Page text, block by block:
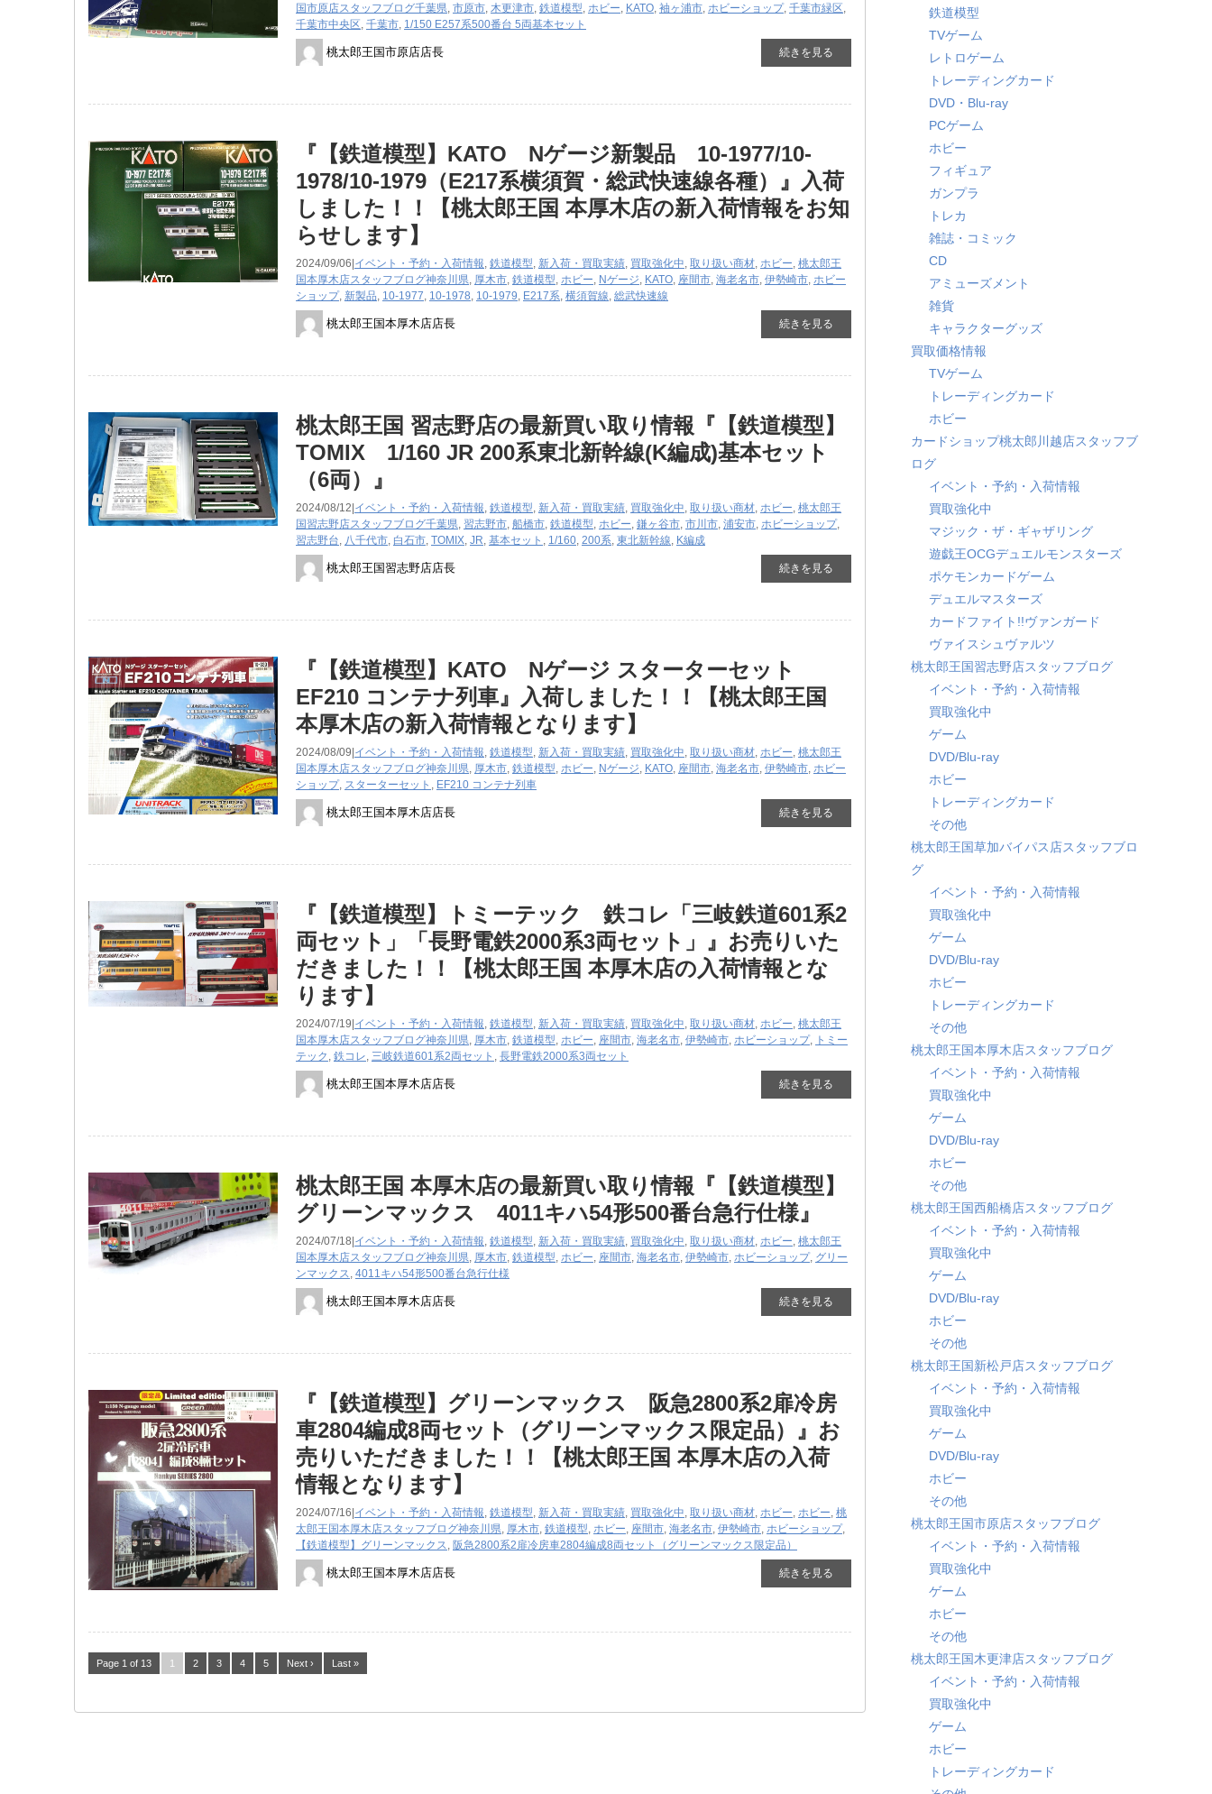
国市原店スタッフブログ千葉県, 市原市, 木更津市, 鉄道模型, ホビー, KATO, 袖ヶ浦市, ホビーショップ, 千葉市緑区,
千葉市中央区, 千葉市, 1/150 E257系500番台 5両基本セット
桃太郎王国市原店店長 続きを見る
『【鉄道模型】KATO Nゲージ新製品 10-1977/10-
1978/10-1979（E217系横須賀・総武快速線各種）』入荷
しました！！【桃太郎王国 本厚木店の新入荷情報をお知
らせします】
2024/09/06|イベント・予約・入荷情報, 鉄道模型, 新入荷・買取実績, 買取強化中, 取り扱い商材, ホビー, 桃太郎王
国本厚木店スタッフブログ神奈川県, 厚木市, 鉄道模型, ホビー, Nゲージ, KATO, 座間市, 海老名市, 伊勢崎市, ホビー
ショップ, 新製品, 10-1977, 10-1978, 10-1979, E217系, 横須賀線, 総武快速線
桃太郎王国本厚木店店長 続きを見る
桃太郎王国 習志野店の最新買い取り情報『【鉄道模型】
TOMIX 1/160 JR 200系東北新幹線(K編成)基本セット
（6両）』
2024/08/12|イベント・予約・入荷情報, 鉄道模型, 新入荷・買取実績, 買取強化中, 取り扱い商材, ホビー, 桃太郎王
国習志野店スタッフブログ千葉県, 習志野市, 船橋市, 鉄道模型, ホビー, 鎌ヶ谷市, 市川市, 浦安市, ホビーショップ,
習志野台, 八千代市, 白石市, TOMIX, JR, 基本セット , 1/160, 200系, 東北新幹線, K編成
桃太郎王国習志野店店長 続きを見る
『【鉄道模型】KATO Nゲージ スターターセット
EF210 コンテナ列車』入荷しました！！【桃太郎王国
本厚木店の新入荷情報となります】
2024/08/09|イベント・予約・入荷情報, 鉄道模型, 新入荷・買取実績, 買取強化中, 取り扱い商材, ホビー, 桃太郎王
国本厚木店スタッフブログ神奈川県, 厚木市, 鉄道模型, ホビー, Nゲージ, KATO, 座間市, 海老名市, 伊勢崎市, ホビー
ショップ, スターターセット , EF210 コンテナ列車
桃太郎王国本厚木店店長 続きを見る
『【鉄道模型】トミーテック 鉄コレ「三岐鉄道601系2
両セット」「長野電鉄2000系3両セット」』お売りいた
だきました！！【桃太郎王国 本厚木店の入荷情報とな
ります】
2024/07/19|イベント・予約・入荷情報, 鉄道模型, 新入荷・買取実績, 買取強化中, 取り扱い商材, ホビー, 桃太郎王
国本厚木店スタッフブログ神奈川県, 厚木市, 鉄道模型, ホビー, 座間市, 海老名市, 伊勢崎市, ホビーショップ, トミー
テック , 鉄コレ, 三岐鉄道601系2両セット , 長野電鉄2000系3両セット
桃太郎王国本厚木店店長 続きを見る
桃太郎王国 本厚木店の最新買い取り情報『【鉄道模型】
グリーンマックス 4011キハ54形500番台急行仕様』
2024/07/18|イベント・予約・入荷情報, 鉄道模型, 新入荷・買取実績, 買取強化中, 取り扱い商材, ホビー, 桃太郎王
国本厚木店スタッフブログ神奈川県, 厚木市, 鉄道模型, ホビー, 座間市, 海老名市, 伊勢崎市, ホビーショップ, グリー
ンマックス, 4011キハ54形500番台急行仕様
桃太郎王国本厚木店店長 続きを見る
『【鉄道模型】グリーンマックス 阪急2800系2扉冷房
車2804編成8両セット（グリーンマックス限定品）』お
売りいただきました！！【桃太郎王国 本厚木店の入荷
情報となります】
2024/07/16|イベント・予約・入荷情報, 鉄道模型, 新入荷・買取実績, 買取強化中, 取り扱い商材, ホビー, ホビー, 桃
太郎王国本厚木店スタッフブログ神奈川県, 厚木市, 鉄道模型, ホビー, 座間市, 海老名市, 伊勢崎市, ホビーショップ,
【鉄道模型】グリーンマックス, 阪急2800系2扉冷房車2804編成8両セット（グリーンマックス限定品）
桃太郎王国本厚木店店長 続きを見る
Page 1 of 13 1 2 3 4 5 Next › Last »
鉄道模型
TVゲーム
レトロゲーム
トレーディングカード
DVD・Blu-ray
PCゲーム
ホビー
フィギュア
ガンプラ
トレカ
雑誌・コミック
CD
アミューズメント
雑貨
キャラクターグッズ
買取価格情報
TVゲーム
トレーディングカード
ホビー
カードショップ桃太郎川越店スタッフブ
ログ
イベント・予約・入荷情報
買取強化中
マジック・ザ・ギャザリング
遊戯王OCGデュエルモンスターズ
ポケモンカードゲーム
デュエルマスターズ
カードファイト!!ヴァンガード
ヴァイスシュヴァルツ
桃太郎王国習志野店スタッフブログ
イベント・予約・入荷情報
買取強化中
ゲーム
DVD/Blu-ray
ホビー
トレーディングカード
その他
桃太郎王国草加バイパス店スタッフブロ
グ
イベント・予約・入荷情報
買取強化中
ゲーム
DVD/Blu-ray
ホビー
トレーディングカード
その他
桃太郎王国本厚木店スタッフブログ
イベント・予約・入荷情報
買取強化中
ゲーム
DVD/Blu-ray
ホビー
その他
桃太郎王国西船橋店スタッフブログ
イベント・予約・入荷情報
買取強化中
ゲーム
DVD/Blu-ray
ホビー
その他
桃太郎王国新松戸店スタッフブログ
イベント・予約・入荷情報
買取強化中
ゲーム
DVD/Blu-ray
ホビー
その他
桃太郎王国市原店スタッフブログ
イベント・予約・入荷情報
買取強化中
ゲーム
ホビー
その他
桃太郎王国木更津店スタッフブログ
イベント・予約・入荷情報
買取強化中
ゲーム
ホビー
トレーディングカード